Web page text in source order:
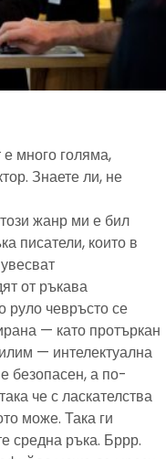
много голяма,
Знаете ли, не
жанр ми е бил
писатели, които в
от ръкава
руло чевръсто се
— като протъркан
— интелектуална
безопасен, а по-
че с ласкателства
може. Така ги
средна ръка. Бррр.